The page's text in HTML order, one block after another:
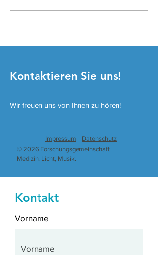
Behandlungsverlauf:
Kontaktieren Sie uns!
Wir freuen uns von Ihnen zu hören!
Impressum
Datenschutz
© 2026 Forschungsgemeinschaft
Medizin, Licht, Musik.
Kontakt
Vorname